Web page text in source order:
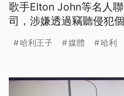
歌手Elton John等名人
司，涉嫌透過竊聽侵犯
用。
哈利王子 媒體 哈利